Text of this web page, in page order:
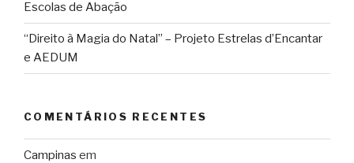
Escolas de Abação
“Direito à Magia do Natal” – Projeto Estrelas d’Encantar
e AEDUM
COMENTÁRIOS RECENTES
Campinas em